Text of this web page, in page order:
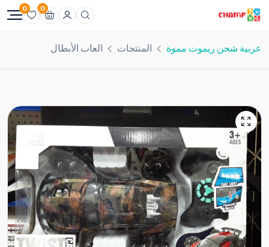
0
0
عربية شحن ريموت مموة المنتجات العاب الأبطال